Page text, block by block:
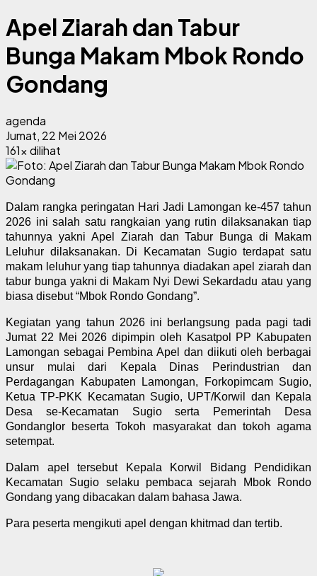
Apel Ziarah dan Tabur
Bunga Makam Mbok Rondo
Gondang
agenda
Jumat, 22 Mei 2026
161x dilihat
Dalam rangka peringatan Hari Jadi Lamongan ke-457 tahun
2026 ini salah satu rangkaian yang rutin dilaksanakan tiap
tahunnya yakni Apel Ziarah dan Tabur Bunga di Makam
Leluhur dilaksanakan. Di Kecamatan Sugio terdapat satu
makam leluhur yang tiap tahunnya diadakan apel ziarah dan
tabur bunga yakni di Makam Nyi Dewi Sekardadu atau yang
biasa disebut “Mbok Rondo Gondang”.
Kegiatan yang tahun 2026 ini berlangsung pada pagi tadi
Jumat 22 Mei 2026 dipimpin oleh Kasatpol PP Kabupaten
Lamongan sebagai Pembina Apel dan diikuti oleh berbagai
unsur mulai dari Kepala Dinas Perindustrian dan
Perdagangan Kabupaten Lamongan, Forkopimcam Sugio,
Ketua TP-PKK Kecamatan Sugio, UPT/Korwil dan Kepala
Desa se-Kecamatan Sugio serta Pemerintah Desa
Gondanglor beserta Tokoh masyarakat dan tokoh agama
setempat.
Dalam apel tersebut Kepala Korwil Bidang Pendidikan
Kecamatan Sugio selaku pembaca sejarah Mbok Rondo
Gondang yang dibacakan dalam bahasa Jawa.
Para peserta mengikuti apel dengan khitmad dan tertib.